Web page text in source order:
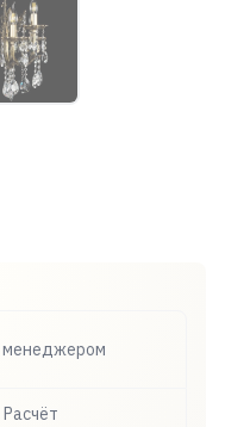
менеджером
Расчёт